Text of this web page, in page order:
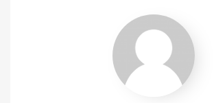
Salomé
Le
Bourligu